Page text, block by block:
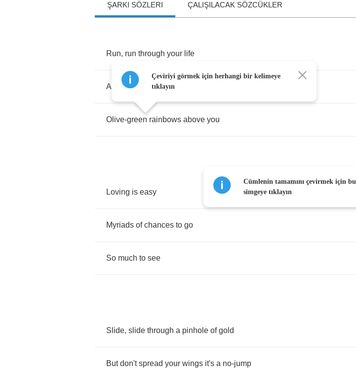
ŞARKI SÖZLERI ÇALIŞILACAK SÖZCÜKLER
Run, run through your life
And have fun
Olive-green rainbows above you
Loving is easy
Myriads of chances to go
So much to see
Slide, slide through a pinhole of gold
But don't spread your wings it's a no-jump
Çeviriyi görmek için herhangi bir kelimeye
tıklayın
Cümlenin tamamını çevirmek için bu
simgeye tıklayın